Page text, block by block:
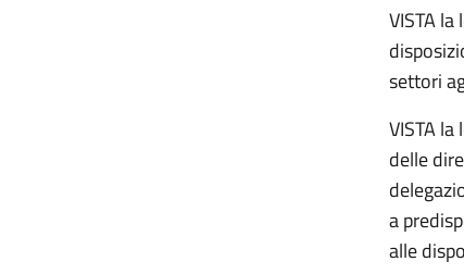
VISTA
settori
VISTA
delle
a
alle